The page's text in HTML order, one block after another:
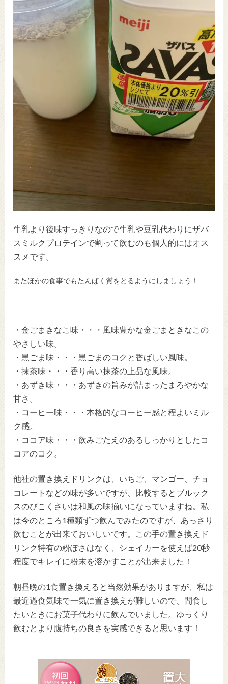
牛乳より後味すっきりなので牛乳や豆乳代わりにザバ
スミルクプロテインで割って飲むのも個人的にはオス
スメです。
またほかの食事でもたんぱく質をとるようにしましょう！
・金ごまきなこ味・・・風味豊かな金ごまときなこの
やさしい味。
・黒ごま味・・・黒ごまのコクと香ばしい風味。
・抹茶味・・・香り高い抹茶の上品な風味。
・あずき味・・・あずきの旨みが詰まったまろやかな
甘さ。
・コーヒー味・・・本格的なコーヒー感と程よいミル
ク感。
・ココア味・・・飲みごたえのあるしっかりとしたコ
コアのコク。
他社の置き換えドリンクは、いちご、マンゴー、チョ
コレートなどの味が多いですが、比較するとブルック
スのびこくさいは和風の味揃いになっていますね。私
は今のところ1種類ずつ飲んでみたのですが、あっさり
飲むことが出来ておいしいです。この手の置き換えド
リンク特有の粉ぽさはなく、シェイカーを使えば20秒
程度でキレイに粉末を溶かすことが出来ました！
朝昼晩の1食置き換えると当然効果がありますが、私は
最近過食気味で一気に置き換えが難しいので、間食し
たいときにお菓子代わりに飲んでいました。ゆっくり
飲むとより腹持ちの良さを実感できると思います！